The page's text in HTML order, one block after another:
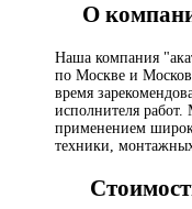
О
Наша компания
по Москве и
время
исполнителя
применением
техники,